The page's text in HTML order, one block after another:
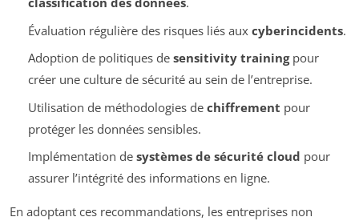
Évaluation régulière des risques liés aux cyberincidents.
Adoption de politiques de sensitivity trainingpour
créer une culture de sécurité au sein de l’entreprise.
Utilisation de méthodologies de chiffrement pour
protéger les données sensibles.
Implémentation de systèmes de sécurité cloud pour
assurer l’intégrité des informations en ligne.
En adoptant ces recommandations, les entreprises non